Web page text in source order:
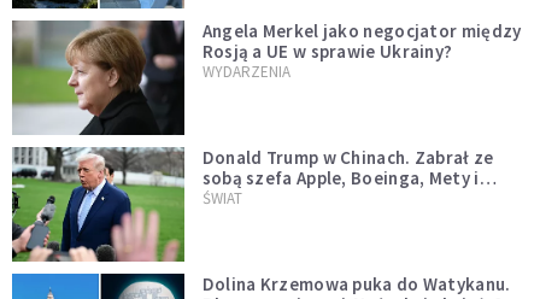
Angela Merkel jako negocjator między
Rosją a UE w sprawie Ukrainy?
WYDARZENIA
Donald Trump w Chinach. Zabrał ze
sobą szefa Apple, Boeinga, Mety i
Muska
ŚWIAT
Dolina Krzemowa puka do Watykanu.